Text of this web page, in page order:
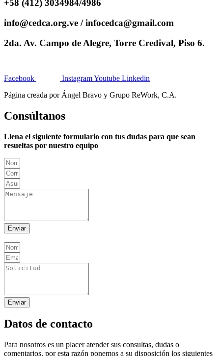
+58 (412) 3034984/4986
info@cedca.org.ve / infocedca@gmail.com
2da. Av. Campo de Alegre, Torre Credival, Piso 6.
Facebook InstagramYoutube Linkedin
Página creada por Ángel Bravo y Grupo ReWork, C.A.
Consúltanos
Llena el siguiente formulario con tus dudas para que sean
resueltas por nuestro equipo
Enviar
Enviar
Datos de contacto
Para nosotros es un placer atender sus consultas, dudas o
comentarios, por esta razón ponemos a su disposición los siguientes